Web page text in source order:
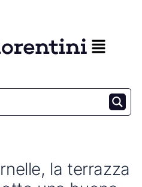
la terrazza